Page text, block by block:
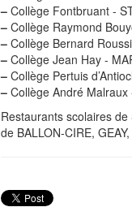
– Collège Fontbruant -
– Collège Raymond
– Collège Bernard
– Collège Jean Hay -
– Collège Pertuis
– Collège André Malraux
Restaurants scolaires de
de BALLON-CIRE,